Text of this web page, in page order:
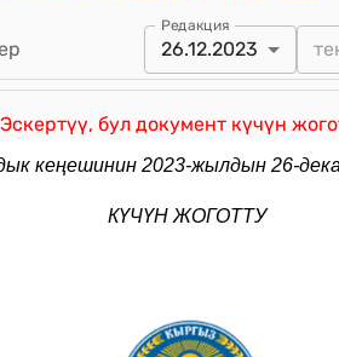
Редакция
26.12.2023
Эскертүү, бул документ күчүн